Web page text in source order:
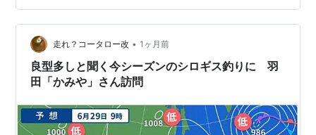
あるけど鬼気迫るものは感じられなかったかな。 ⚽ アメ
リカvsベルギー 1-4 これは仕事で見れていないですけ
ど、これで良かったんだろうね。 ベルギーもイヤな思い
をしただろ…
走れ？コータロー改 • 1ヶ月前
良型多しと聞く今シーズンのシロギス釣りに 羽
田「かみや」さん訪問